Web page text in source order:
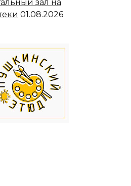
зал на
01.08.2026